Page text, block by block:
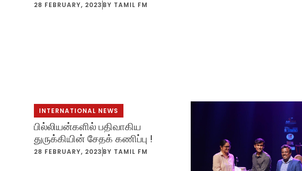
28 FEBRUARY, 2023 BY TAMIL FM
INTERNATIONAL NEWS
பில்லியன்களில் பதிவாகிய
துருக்கியின் சேதக் கணிப்பு !
28 FEBRUARY, 2023 BY TAMIL FM